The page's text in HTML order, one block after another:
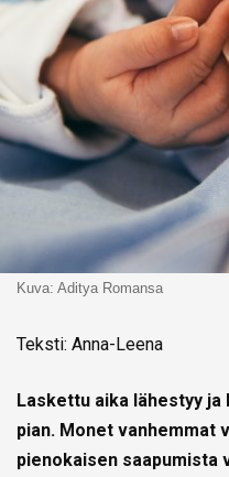
Kuva: Aditya Romansa
Teksti: Anna-Leena
Laskettu aika lähestyy ja
pian. Monet vanhemmat
pienokaisen saapumista